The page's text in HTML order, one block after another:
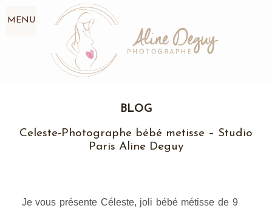
MENU
BLOG
Celeste-Photographe bébé metisse – Studio
Paris Aline Deguy
Je vous présente Céleste, joli bébé métisse de 9